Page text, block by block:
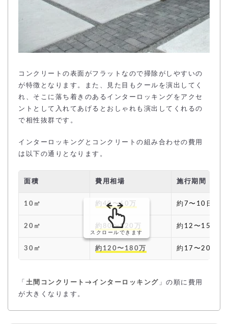
コンクリートの表面がフラットなので掃除がしやすいの
が特徴となります。また、見た目もクールを演出してく
れ、そこに落ち着きのあるインターロッキングをアクセ
ントとして入れてあげるとおしゃれも演出してくれるの
で相性抜群です。
インターロッキングとコンクリートの組み合わせの費用
は以下の通りとなります。
面積 費用相場 施行期間
10㎡ 約40〜60万 約7〜10日
20㎡ 約80〜120万 約12〜15日
30㎡ 約120〜180万 約17〜20日
スクロールできます
「 土間コンクリート→インターロッキング 」の順に費用
が大きくなります。